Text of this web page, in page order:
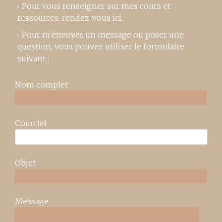
Pour vous renseigner sur mes cours et
ressources, rendez-vous ici.
Pour m’envoyer un message ou poser une
question, vous pouvez utiliser le formulaire
suivant :
Nom complet
Courriel
Objet
Message